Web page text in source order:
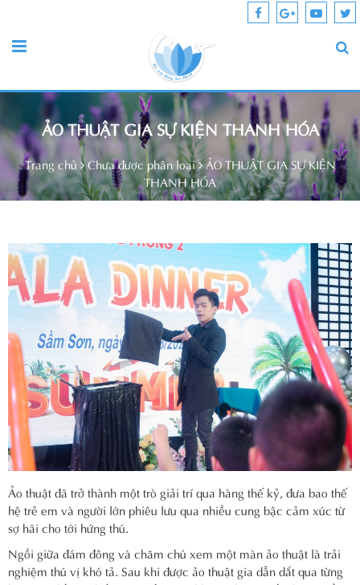
ẢO THUẬT GIA SỰ KIỆN THANH HÓA
Trang chủ Chưa được phân loại ẢO THUẬT GIA SỰ KIỆN
THANH HÓA
Ảo thuật đã trở thành một trò giải trí qua hàng thế kỷ, đưa bao thế
hệ trẻ em và người lớn phiêu lưu qua nhiều cung bậc cảm xúc từ
sợ hãi cho tới hứng thú.
Ngồi giữa đám đông và chăm chú xem một màn ảo thuật là trải
nghiệm thú vị khó tả. Sau khi được ảo thuật gia dẫn dắt qua từng